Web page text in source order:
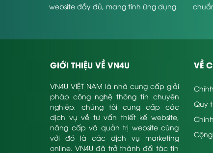
Tiêu chí đánh giá
hiện tại, ngành bất động sản đang ngày
trong lĩnh vực nghề này thì đòi hỏi cần
hàng hữu hiệu, hỗ trợ khách hàng chu đáo
Để cam kết độ có chuyên môn và tối ưu hóa
thể có 7 tiêu chí cơ bản như sau:
Đẹp mắt, khoa học &
thứ nhất là về tính mỹ quan, một website
website đầy đủ, mang tính ứng dụng
GIỚI THIỆU VỀ VN4U
VN4U VIỆT NAM là nhà cung cấp giải
pháp công nghệ thông tin chuyên
nghiệp, chúng tôi cung cấp các
dịch vụ về tư vấn thiết kế website,
nâng cấp và quản trị website cùng
với đó là các dịch vụ marketing
online. VN4U đã trở thành đối tác tin
VỀ
Quy